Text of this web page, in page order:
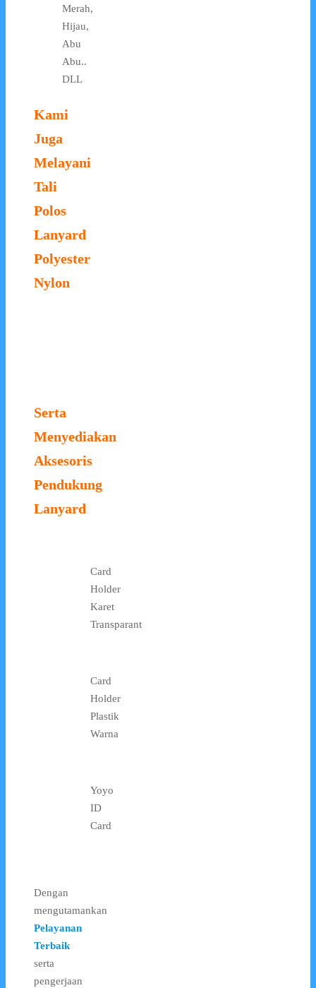
Merah,
Hijau,
Abu
Abu..
DLL
Kami
Juga
Melayani
Tali
Polos
Lanyard
Polyester
Nylon
Serta
Menyediakan
Aksesoris
Pendukung
Lanyard
Card
Holder
Karet
Transparant
Card
Holder
Plastik
Warna
Yoyo
ID
Card
Dengan
mengutamankan
Pelayanan
Terbaik
serta
pengerjaan